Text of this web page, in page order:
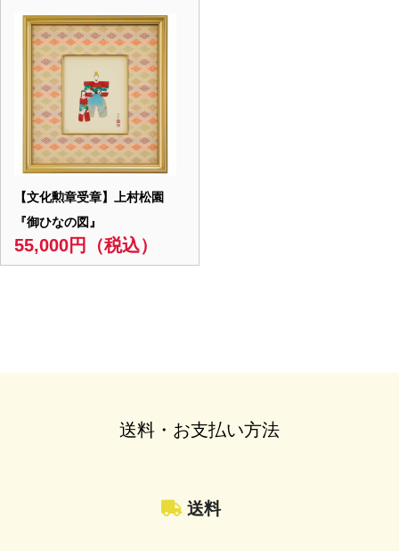
【文化勲章受章】上村松園
『御ひなの図』
55,000円（税込）
送料・お支払い方法
送料